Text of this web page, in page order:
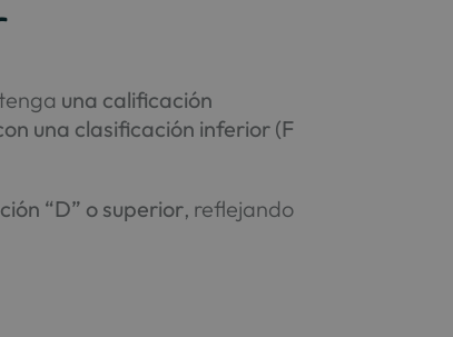
una calificación
una clasificación inferior (F
“D” o superior, reflejando